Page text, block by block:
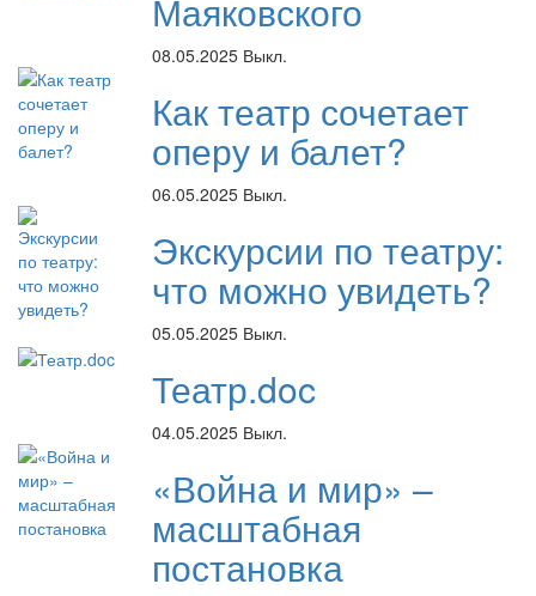
Маяковского
08.05.2025 Выкл.
Как театр сочетает
оперу и балет?
06.05.2025 Выкл.
Экскурсии по театру:
что можно увидеть?
05.05.2025 Выкл.
Театр.doc
04.05.2025 Выкл.
«Война и мир» –
масштабная
постановка